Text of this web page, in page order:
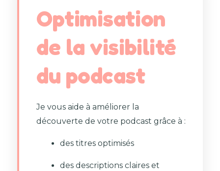
Optimisation
de la visibilité
du podcast
Je vous aide à améliorer la
découverte de votre podcast grâce à :
des titres optimisés
des descriptions claires et